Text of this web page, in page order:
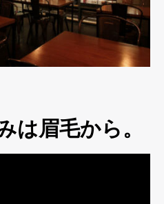
は眉毛から。